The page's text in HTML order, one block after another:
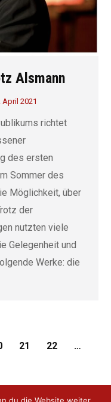
Alsmann
April 2021
richtet
des ersten
Sommer des
Möglichkeit, über
der
nutzten viele
Gelegenheit und
Werke: die
21 22
…